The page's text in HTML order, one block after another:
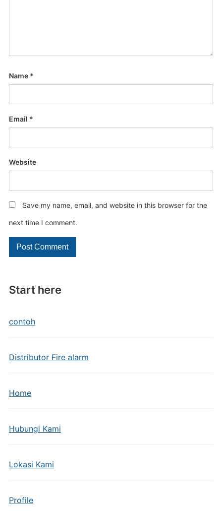
Start here
contoh
Distributor Fire alarm
Home
Hubungi Kami
Lokasi Kami
Profile
Name *
Email *
Website
Save my name, email, and website in this browser for the
next time I comment.